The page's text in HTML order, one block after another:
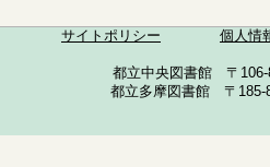
サイトポリシー 個人情
都立中央図書館 〒
都立多摩図書館 〒185-